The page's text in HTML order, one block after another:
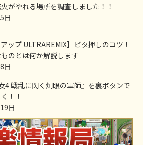
がやれる場所を調査しました！！
日
アップ ULTRAREMIX】ビタ押しのコツ！
のとは何か解説します
日
4 戦乱に閃く炯眼の軍師』を裏ボタンで
！！
日